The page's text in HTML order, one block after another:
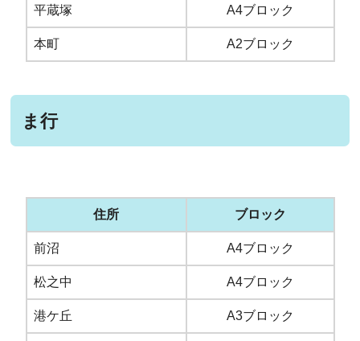
平蔵塚 A4ブロック
本町 A2ブロック
ま行
住所 ブロック
前沼 A4ブロック
松之中 A4ブロック
港ケ丘 A3ブロック